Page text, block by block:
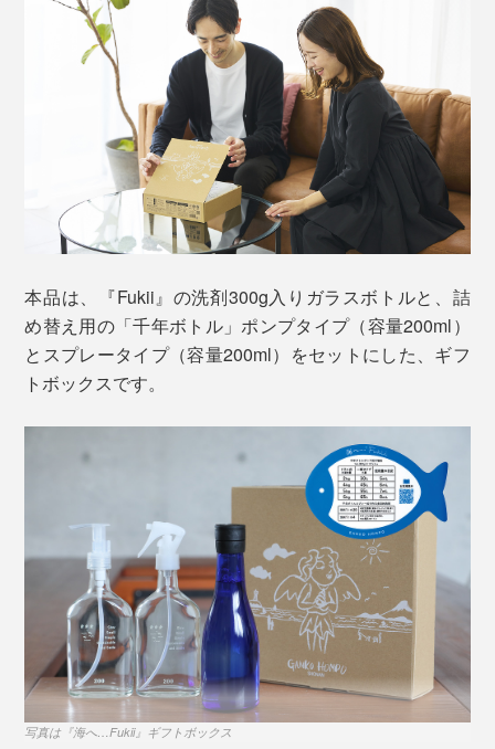
『海へ…Fukii』はラベンダー精油の自然な香り
今まで考えていた洗濯物の洗い分けも、洗剤の種類も、
考える必要はありません。洗えるものは、すべて洗濯機
にポンポン放り込んで、『Fukii』を入れて、洗うだけ。
『Fukii』での洗濯は、なんと“すすぎゼロ”でOK。
本品は、『Fukii』の洗剤300g入りガラスボトルと、詰
め替え用の「千年ボトル」ポンプタイプ（容量200ml）
とスプレータイプ（容量200ml）をセットにした、ギフ
トボックスです。
写真は『海へ…Fukii』ギフトボックス